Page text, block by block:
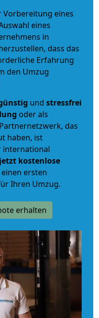
Vorbereitung eines
eines
in
dass das
Erfahrung
den Umzug
und stressfrei
oder als
das
haben, ist
international
kostenlose
ersten
Ihren Umzug.
erhalten